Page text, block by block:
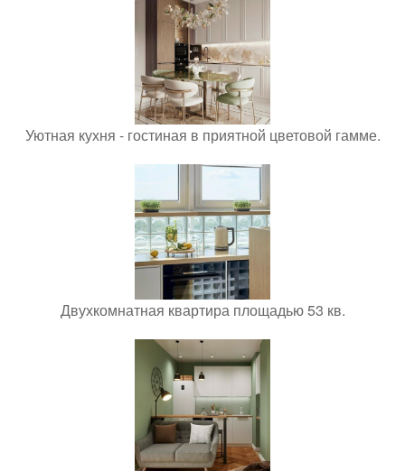
Уютная кухня - гостиная в приятной цветовой гамме.
Двухкомнатная квартира площадью 53 кв.